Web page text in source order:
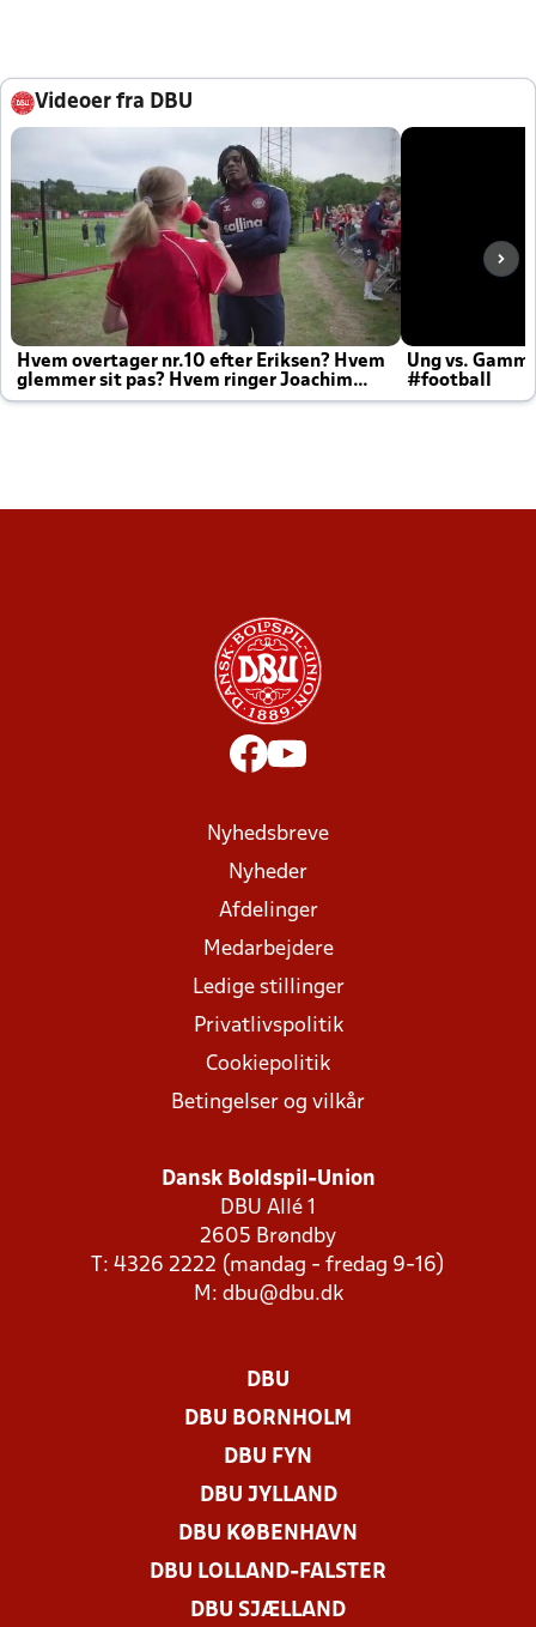
Videoer fra DBU
Hvem overtager nr.10 efter Eriksen? Hvem
glemmer sit pas? Hvem ringer Joachim
altid til efter kampe?
Ung vs.
#football
Nyhedsbreve
Nyheder
Afdelinger
Medarbejdere
Ledige stillinger
Privatlivspolitik
Cookiepolitik
Betingelser og vilkår
Dansk Boldspil-Union
DBU Allé 1
2605 Brøndby
T: 4326 2222 (mandag - fredag 9-16)
M: dbu@dbu.dk
DBU
DBU BORNHOLM
DBU FYN
DBU JYLLAND
DBU KØBENHAVN
DBU LOLLAND-FALSTER
DBU SJÆLLAND